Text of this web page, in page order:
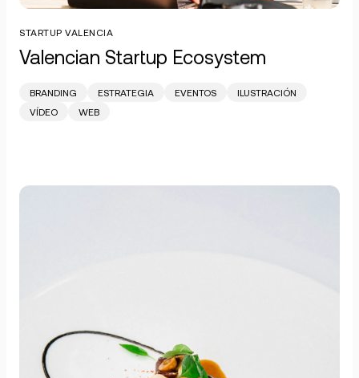
STARTUP VALENCIA
Valencian Startup Ecosystem
BRANDING ESTRATEGIA EVENTOS
ILUSTRACIÓN
VÍDEO
WEB